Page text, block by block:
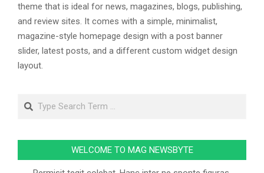
theme that is ideal for news, magazines, blogs, publishing,
and review sites. It comes with a simple, minimalist,
magazine-style homepage design with a post banner
slider, latest posts, and a different custom widget design
layout.
WELCOME TO MAG NEWSBYTE